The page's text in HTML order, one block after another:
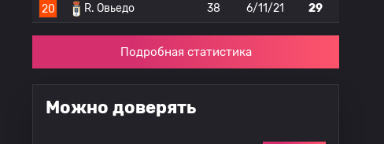
20 R. Овьедо 38 6/11/21 29
Подробная статистика
Можно доверять